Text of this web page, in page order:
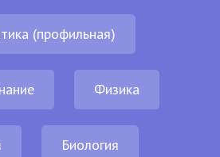
(профильная)
Физика
Биология